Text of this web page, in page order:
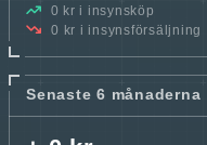
0 kr i insynsköp
0 kr i insynsförsäljning
Senaste 6 månaderna